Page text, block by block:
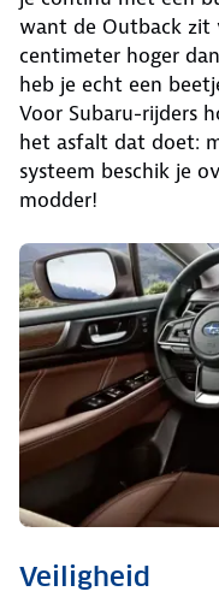
want de Outback zit
centimeter hoger
heb je echt een
Voor Subaru-rijders
het asfalt dat doet:
systeem beschik je
modder!
Veiligheid